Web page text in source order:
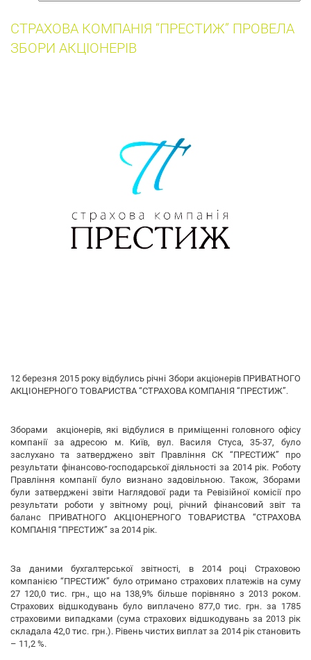
СТРАХОВА КОМПАНІЯ “ПРЕСТИЖ” ПРОВЕЛА
ЗБОРИ АКЦІОНЕРІВ
12 березня 2015 року відбулись річні Збори акціонерів ПРИВАТНОГО
АКЦІОНЕРНОГО ТОВАРИСТВА “СТРАХОВА КОМПАНІЯ “ПРЕСТИЖ”.
Зборами акціонерів, які відбулися в приміщенні головного офісу
компанії за адресою м. Київ, вул. Василя Стуса, 35-37, було
заслухано та затверджено звіт Правління СК “ПРЕСТИЖ” про
результати фінансово-господарської діяльності за 2014 рік. Роботу
Правління компанії було визнано задовільною. Також, Зборами
були затверджені звіти Наглядової ради та Ревізійної комісії про
результати роботи у звітному році, річний фінансовий звіт та
баланс ПРИВАТНОГО АКЦІОНЕРНОГО ТОВАРИСТВА “СТРАХОВА
КОМПАНІЯ “ПРЕСТИЖ” за 2014 рік.
За даними бухгалтерської звітності, в 2014 році Страховою
компанією “ПРЕСТИЖ” було отримано страхових платежів на суму
27 120,0 тис. грн., що на 138,9% більше порівняно з 2013 роком.
Страхових відшкодувань було виплачено 877,0 тис. грн. за 1785
страховими випадками (сума страхових відшкодувань за 2013 рік
складала 42,0 тис. грн.). Рівень чистих виплат за 2014 рік становить
– 11,2 %.